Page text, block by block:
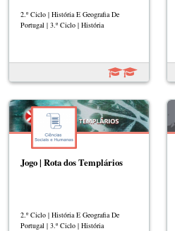
2.º Ciclo | História E Geografia De
Portugal | 3.º Ciclo | História
Jogo | Rota dos Templários
2.º Ciclo | História E Geografia De
Portugal | 3.º Ciclo | História